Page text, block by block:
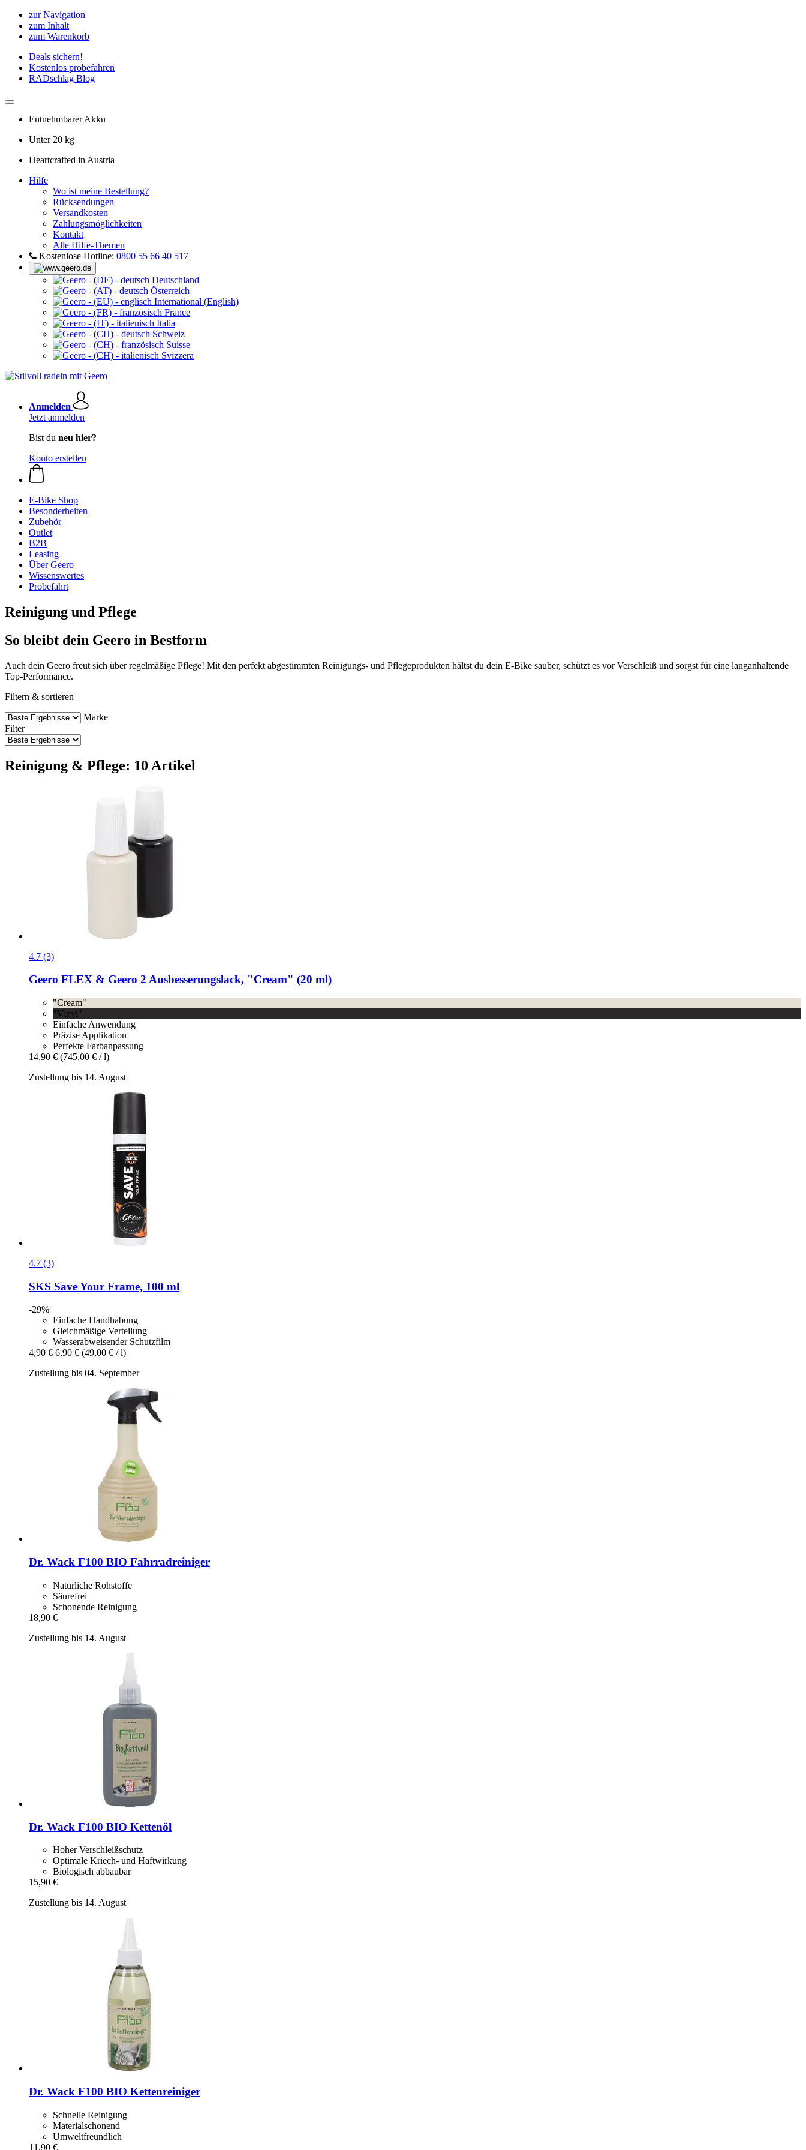
zur Navigation
zum Inhalt
zum Warenkorb
Deals sichern!
Kostenlos probefahren
RADschlag Blog
Entnehmbarer Akku
Unter 20 kg
Heartcrafted in Austria
Hilfe
Wo ist meine Bestellung?
Rücksendungen
Versandkosten
Zahlungsmöglichkeiten
Kontakt
Alle Hilfe-Themen
Kostenlose Hotline: 0800 55 66 40 517
Deutschland
Österreich
International (English)
France
Italia
Schweiz
Suisse
Svizzera
Anmelden
Jetzt anmelden
Bist du neu hier?
Konto erstellen
E-Bike Shop
Besonderheiten
Zubehör
Outlet
B2B
Leasing
Über Geero
Wissenswertes
Probefahrt
Reinigung und Pflege
So bleibt dein Geero in Bestform
Auch dein Geero freut sich über regelmäßige Pflege! Mit den perfekt abgestimmten Reinigungs- und Pflegeprodukten hältst du dein E-Bike sauber, schützt es vor Verschleiß und sorgst für eine langanhaltende
Top-Performance.
Filtern & sortieren
Marke
Filter
Reinigung & Pflege: 10 Artikel
4.7 (3)
Geero FLEX & Geero 2 Ausbesserungslack, "Cream" (20 ml)
"Cream"
"Vinyl"
Einfache Anwendung
Präzise Applikation
Perfekte Farbanpassung
14,90 € (745,00 € / l)
Zustellung bis 14. August
4.7 (3)
SKS Save Your Frame, 100 ml
-29%
Einfache Handhabung
Gleichmäßige Verteilung
Wasserabweisender Schutzfilm
4,90 € 6,90 € (49,00 € / l)
Zustellung bis 04. September
Dr. Wack F100 BIO Fahrradreiniger
Natürliche Rohstoffe
Säurefrei
Schonende Reinigung
18,90 €
Zustellung bis 14. August
Dr. Wack F100 BIO Kettenöl
Hoher Verschleißschutz
Optimale Kriech- und Haftwirkung
Biologisch abbaubar
15,90 €
Zustellung bis 14. August
Dr. Wack F100 BIO Kettenreiniger
Schnelle Reinigung
Materialschonend
Umweltfreundlich
11,90 €